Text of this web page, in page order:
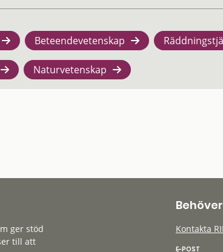
Beteendevetenskap
Naturvetenskap
ger stöd
till att
Kontakta
E-POST